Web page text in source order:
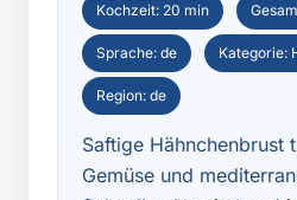
Kochzeit: 20 min
Sprache: de Kategorie:
Region: de
Saftige Hähnchenbrust
Gemüse und